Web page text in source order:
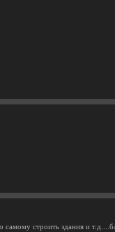
строить здания и